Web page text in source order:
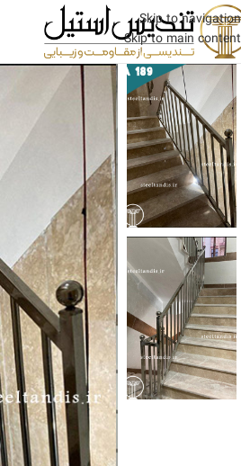
Skip to navigation
Skip to main content